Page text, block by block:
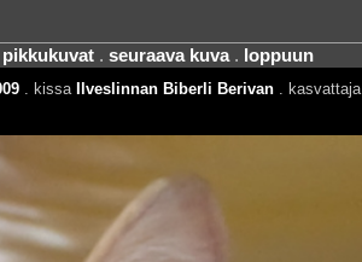
pikkukuvat. seuraava kuva. loppuun
. kissa Ilveslinnan Biberli Berivan. kasvattaja